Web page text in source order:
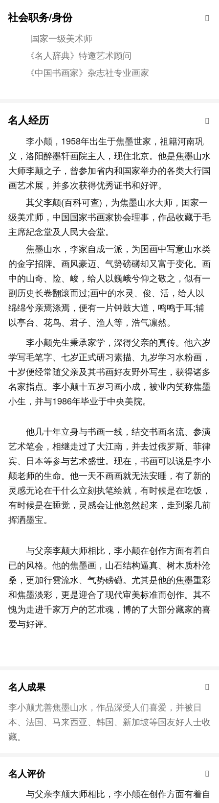
社会职务/身份
国家一级美术师
《名人辞典》特邀艺术顾问
《中国书画家》杂志社专业画家
名人经历
李小颠，1958年出生于焦墨世家，祖籍河南巩
义，洛阳醉墨轩画院主人，现住北京。他是焦墨山水
大师李颠之子，曾参加省内和国家举办的各类大行国
画艺术展，并多次获得优秀证书和好评。
其父李颠(百科可查)，为焦墨山水大师，囯家一
级美朮师，中国国家书画家协会理事，作品收藏于毛
主席紀念堂及人民大会堂。
焦墨山水，李家自成一派，为国画中写意山水类
的金字招牌。画风豪迈、气势磅礴却又富于变化。画
中的山奇、险、峻，给人以巍峨兮仰之敬之，似有一
副历史长卷翻滚而过;画中的水灵、俊、活，给人以
绵绵兮亲焉涤焉，便有一片钟鼓大道，鸣鸣于耳;辅
以亭台、花鸟、君子、渔人等，浩气凛然。
李小颠先生秉承家学，深得父亲的真传。他六岁
学写毛笔字、七岁正式研习素描、九岁学习水粉画，
十岁便经常随父亲及其书画好友野外写生，获得诸多
名家指点。李小颠十五岁习画小成，被业内笑称焦墨
小生，并与1986年毕业于中央美院。
他几十年立身与书画一线，结交书画名流、参演
艺术笔会，相继走过了大江南，并去过俄罗斯、菲律
宾、日本等参与艺术盛世。现在，书画可以说是李小
颠老师的生命。他一天不画画就无法安睡，有了新的
灵感无论在干什么立刻执笔绘就，有时候是在吃饭，
有时候是在睡觉，灵感会让他忽然起来，走到案几前
挥洒墨宝。
与父亲李颠大师相比，李小颠在创作方面有着自
已的风格。他的焦墨画，山石结构逼真、树木质朴沧
桑，更加行雲流水、气势磅礴。尤其是他的焦墨重彩
和焦墨淡彩，更是迎合了现代审美标准而创作。其不
愧为走进千家万户的艺朮魂，博的了大部分藏家的喜
爱与好评。
名人成果
李小颠尤善焦墨山水，作品深受人们喜爱，并被日
本、法国、马来西亚、韩国、新加坡等国友好人士收
藏。
名人评价
与父亲李颠大师相比，李小颠在创作方面有着自